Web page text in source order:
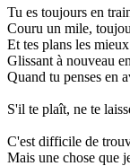
Tu es toujours en
Couru un mile,
Et tes plans les
Glissant à nouveau
Quand tu penses en
S'il te plaît, ne te
C'est difficile de
Mais une chose que